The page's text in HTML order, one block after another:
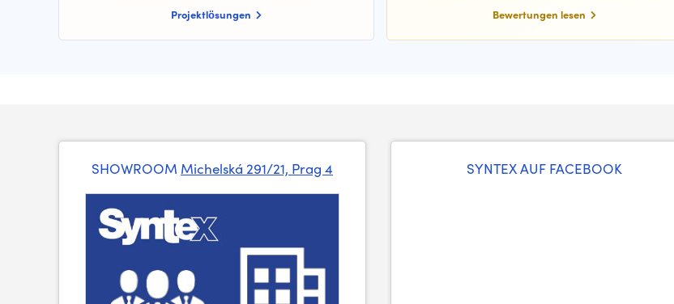
Projektlösungen Bewertungen lesen
SHOWROOM Michelská 291/21, Prag 4 SYNTEX AUF FACEBOOK